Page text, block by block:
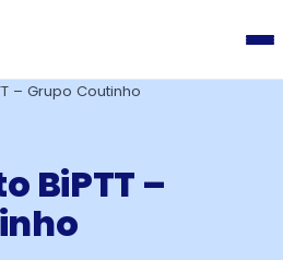
– Grupo Coutinho
BiPTT –